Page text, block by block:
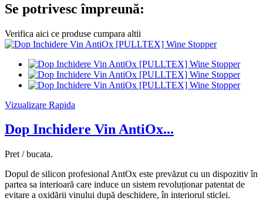
Se potrivesc împreună:
Verifica aici ce produse cumpara altii
Vizualizare Rapida
Dop Inchidere Vin AntiOx...
Pret / bucata.
Dopul de silicon profesional AntOx este prevăzut cu un dispozitiv în
partea sa interioară care induce un sistem revoluționar patentat de
evitare a oxidării vinului după deschidere, în interiorul sticlei.